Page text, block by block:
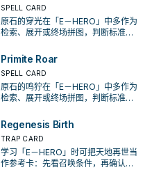
SPELL CARD
原石的穿光在「E－HERO」中多作为
检索、展开或终场拼图，判断标准是
Primite Roar
SPELL CARD
原石的鸣狞在「E－HERO」中多作为
检索、展开或终场拼图，判断标准是
Regenesis Birth
TRAP CARD
学习「E－HERO」时可把天地再世当
作参考卡：先看召唤条件，再确认它